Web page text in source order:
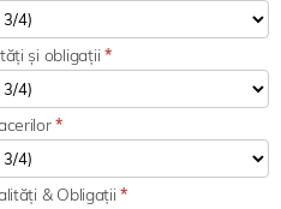
și obligații*
*
& Obligații*